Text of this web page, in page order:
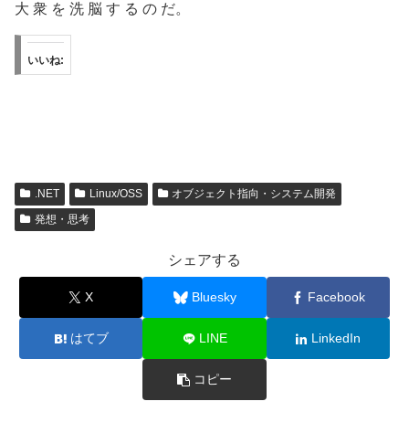
大 衆 を 洗 脳 す る の だ。
いいね:
.NET Linux/OSS
オブジェクト指向・システム開発
発想・思考
シェアする
X Bluesky Facebook
はてブ LINE LinkedIn
コピー